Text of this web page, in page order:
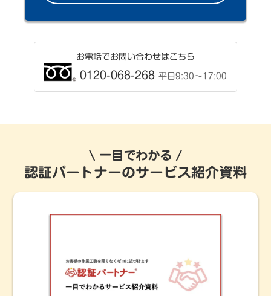
お電話でお問い合わせはこちら
0120-068-268 平日9:30〜17:00
一目でわかる
認証パートナーのサービス紹介資料